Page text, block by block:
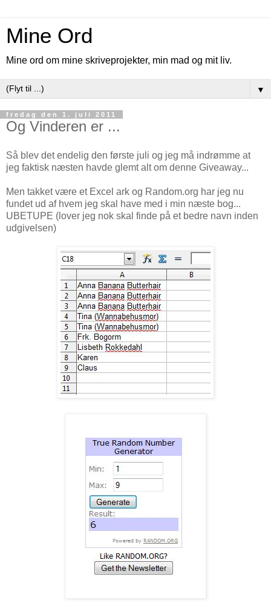
Mine Ord
Mine ord om mine skriveprojekter, min mad og mit liv.
▼
fredag den 1. juli 2011
Og Vinderen er ...
Så blev det endelig den første juli og jeg må indrømme at
jeg faktisk næsten havde glemt alt om denne Giveaway...
Men takket være et Excel ark og Random.org har jeg nu
fundet ud af hvem jeg skal have med i min næste bog...
UBETUPE (lover jeg nok skal finde på et bedre navn inden
udgivelsen)